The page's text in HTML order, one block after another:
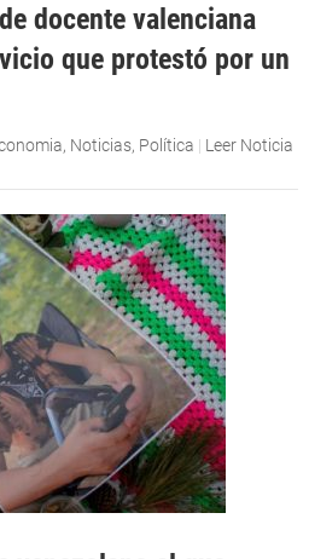
docente valenciana
que protestó por un
, Noticias, Política | Leer Noticia